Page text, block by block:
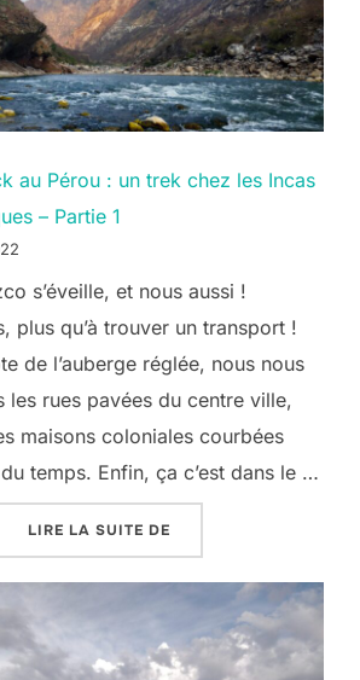
au Pérou : un trek chez les Incas
– Partie 1
s’éveille, et nous aussi !
plus qu’à trouver un transport !
de l’auberge réglée, nous nous
les rues pavées du centre ville,
maisons coloniales courbées
temps. Enfin, ça c’est dans le …
LIRE LA SUITE DE